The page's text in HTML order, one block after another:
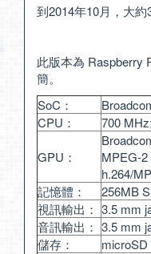
到2014年10月，大約
此版本為 Raspberry
簡。
SoC：
CPU：
700
GPU：
MPEG-2
h.264/
記憶體：
256MB
視訊輸出： 3.5 mm
音訊輸出： 3.5 mm
儲存：
microSD